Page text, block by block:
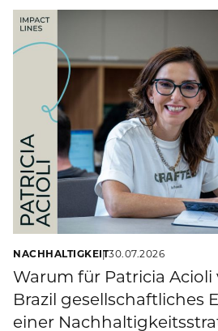
NACHHALTIGKEIT30.07.2026
Warum für Patricia Acioli
Brazil gesellschaftliches
einer